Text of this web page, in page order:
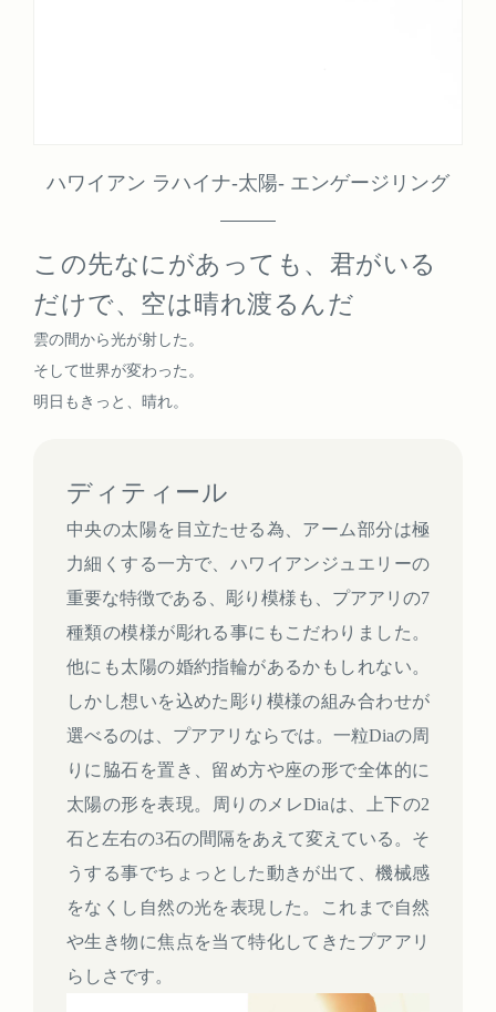
ハワイアン ラハイナ-太陽- エンゲージリング
この先なにがあっても、君がいる
だけで、空は晴れ渡るんだ
雲の間から光が射した。
そして世界が変わった。
明日もきっと、晴れ。
ディティール
中央の太陽を目立たせる為、アーム部分は極
力細くする一方で、ハワイアンジュエリーの
重要な特徴である、彫り模様も、プアアリの7
種類の模様が彫れる事にもこだわりました。
他にも太陽の婚約指輪があるかもしれない。
しかし想いを込めた彫り模様の組み合わせが
選べるのは、プアアリならでは。一粒Diaの周
りに脇石を置き、留め方や座の形で全体的に
太陽の形を表現。周りのメレDiaは、上下の2
石と左右の3石の間隔をあえて変えている。そ
うする事でちょっとした動きが出て、機械感
をなくし自然の光を表現した。これまで自然
や生き物に焦点を当て特化してきたプアアリ
らしさです。